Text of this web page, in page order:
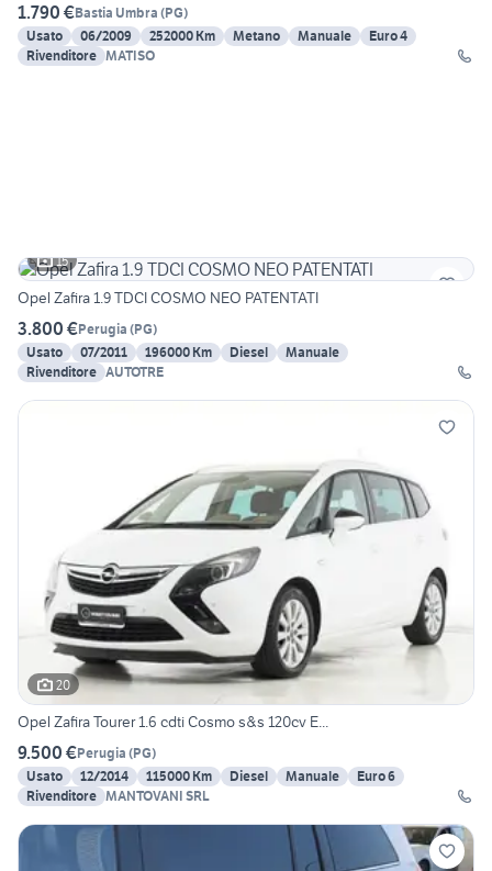
1.790 €Bastia Umbra (PG)
Usato
06/2009 252000 Km Metano Manuale
Euro 4
Rivenditore MATISO
15
Opel Zafira 1.9 TDCI COSMO NEO PATENTATI
3.800 €Perugia (PG)
Usato
07/2011 196000 Km Diesel
Manuale
Rivenditore AUTOTRE
20
Opel Zafira Tourer 1.6 cdti Cosmo s&s 120cv E...
9.500 €Perugia (PG)
Usato
12/2014 115000 Km Diesel Manuale
Euro 6
Rivenditore MANTOVANI SRL